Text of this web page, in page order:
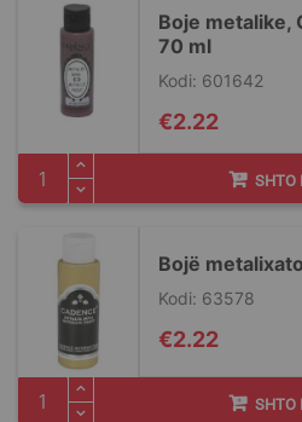
Boje metalike,
70 ml
Kodi: 601642
€2.22
SHTO
Bojë
Kodi: 63578
€2.22
SHTO